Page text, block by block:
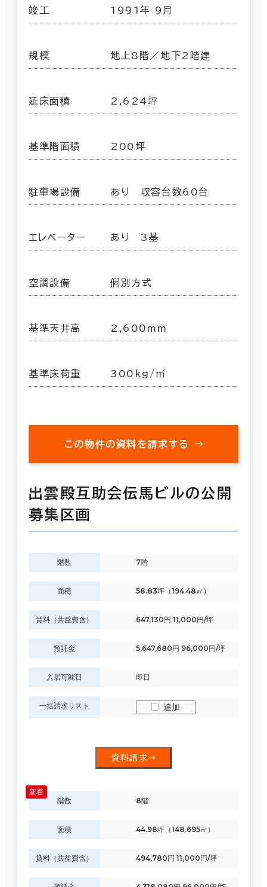
竣工 1991年 9月
規模 地上8階／地下2階建
延床面積 2,624坪
基準階面積 200坪
駐車場設備 あり 収容台数60台
エレベーター あり 3基
空調設備 個別方式
基準天井高 2,600mm
基準床荷重 300kg/㎡
この物件の資料を請求する
出雲殿互助会伝馬ビルの公開
募集区画
階数 7階
面積 58.83坪（194.48㎡）
賃料（共益費含） 647,130円 11,000円/坪
預託金 5,647,680円 96,000円/坪
入居可能日 即日
一括請求リスト 追加
資料請求
階数 8階
面積 44.98坪（148.695㎡）
賃料（共益費含） 494,780円 11,000円/坪